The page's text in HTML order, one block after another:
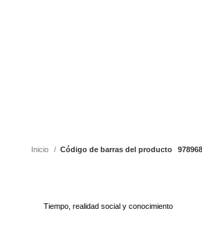
Inicio Código de barras del producto
Tiempo, realidad social y conocimiento